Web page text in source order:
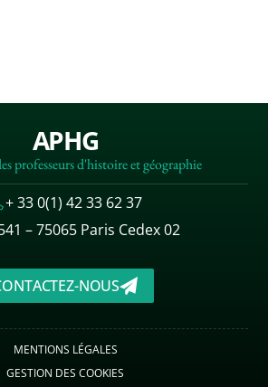
APHG
professeurs d'histoire et géographie
+ 33 0(1) 42 33 62 37
– 75065 Paris Cedex 02
NOUS
MENTIONS LÉGALES
GESTION DES COOKIES